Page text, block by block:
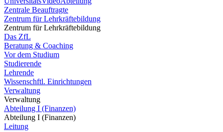
Zentrale Beauftragte
Zentrum für Lehrkräftebildung
Zentrum für Lehrkräftebildung
Das ZfL
Beratung & Coaching
Vor dem Studium
Studierende
Lehrende
Wissenschftl. Einrichtungen
Verwaltung
Verwaltung
Abteilung I (Finanzen)
Abteilung I (Finanzen)
Leitung